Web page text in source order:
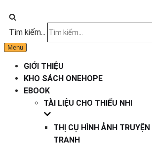
Tìm kiếm...
Menu
GIỚI THIỆU
KHO SÁCH ONEHOPE
EBOOK
TÀI LIỆU CHO THIẾU NHI
THỊ CỤ HÌNH ẢNH TRUYỆN
TRANH